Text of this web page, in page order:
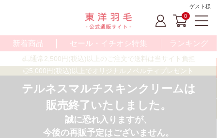
ゲスト様
0
新着商品 セール・イチオシ特集 ランキング
通常2,500円(税込)以上のご注文で送料は当サイト負担
5,000円(税込)以上でオリジナルノベルティプレゼント
テルネスマルチスキンクリームは
販売終了いたしました。
誠に恐れ入りますが、
今後の再販予定はございません。